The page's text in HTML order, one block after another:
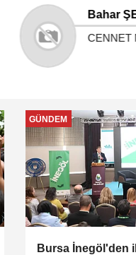
Ernur
ELİMDEN
GÜNDEM
Bursa İnegöl'den